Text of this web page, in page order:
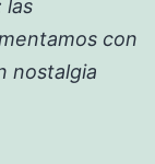
las
con
nostalgia